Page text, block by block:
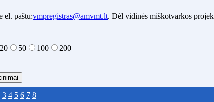
el. paštu:vmpregistras@amvmt.lt. Dėl vidinės miškotvarkos
20 50 100
200
3 4 5 6 7 8